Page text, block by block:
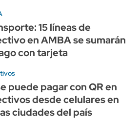
15 líneas de
en AMBA se sumarán
con tarjeta
puede pagar con QR en
desde celulares en
ciudades del país